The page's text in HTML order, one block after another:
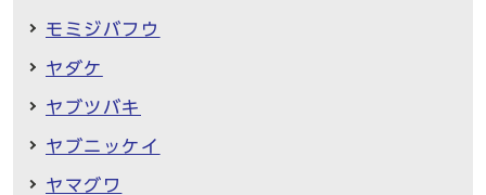
モミジバフウ
ヤダケ
ヤブツバキ
ヤブニッケイ
ヤマグワ